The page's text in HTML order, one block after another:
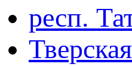
респ.